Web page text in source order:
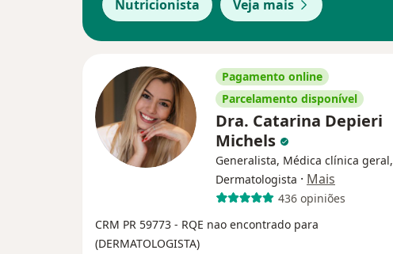
Nutricionista Veja mais
Pagamento online
Parcelamento disponível
Dra. Catarina Depieri
Michels
Generalista, Médica clínica geral,
Dermatologista · Mais
436 opiniões
CRM PR 59773 - RQE nao encontrado para
(DERMATOLOGISTA)